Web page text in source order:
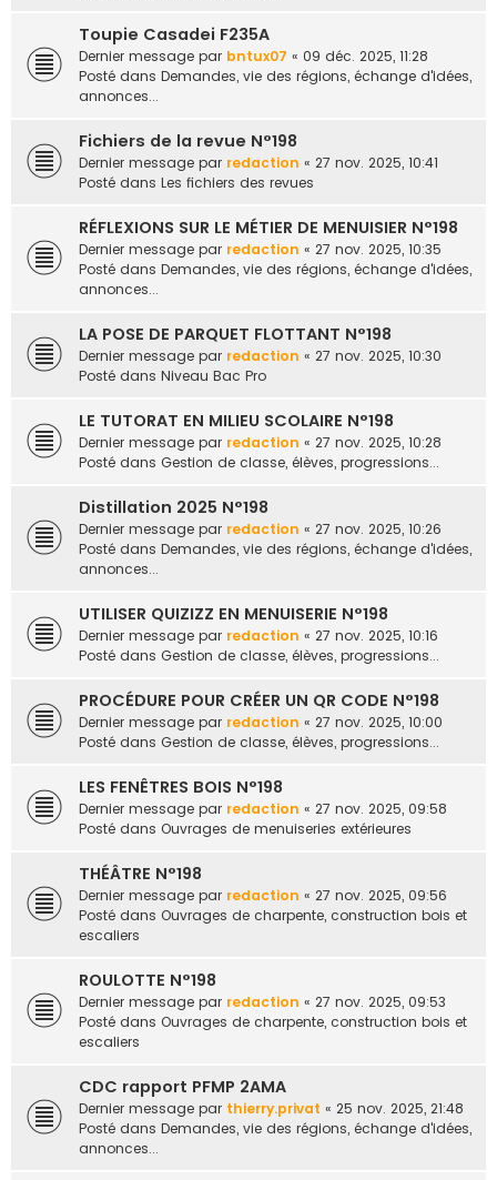
Toupie Casadei F235A
Dernier message par bntux07 « 09 déc. 2025, 11:28
Posté dans Demandes, vie des régions, échange d'idées,
annonces...
Fichiers de la revue N°198
Dernier message par redaction « 27 nov. 2025, 10:41
Posté dans Les fichiers des revues
RÉFLEXIONS SUR LE MÉTIER DE MENUISIER N°198
Dernier message par redaction « 27 nov. 2025, 10:35
Posté dans Demandes, vie des régions, échange d'idées,
annonces...
LA POSE DE PARQUET FLOTTANT N°198
Dernier message par redaction « 27 nov. 2025, 10:30
Posté dans Niveau Bac Pro
LE TUTORAT EN MILIEU SCOLAIRE N°198
Dernier message par redaction « 27 nov. 2025, 10:28
Posté dans Gestion de classe, élèves, progressions...
Distillation 2025 N°198
Dernier message par redaction « 27 nov. 2025, 10:26
Posté dans Demandes, vie des régions, échange d'idées,
annonces...
UTILISER QUIZIZZ EN MENUISERIE N°198
Dernier message par redaction « 27 nov. 2025, 10:16
Posté dans Gestion de classe, élèves, progressions...
PROCÉDURE POUR CRÉER UN QR CODE N°198
Dernier message par redaction « 27 nov. 2025, 10:00
Posté dans Gestion de classe, élèves, progressions...
LES FENÊTRES BOIS N°198
Dernier message par redaction « 27 nov. 2025, 09:58
Posté dans Ouvrages de menuiseries extérieures
THÉÂTRE N°198
Dernier message par redaction « 27 nov. 2025, 09:56
Posté dans Ouvrages de charpente, construction bois et
escaliers
ROULOTTE N°198
Dernier message par redaction « 27 nov. 2025, 09:53
Posté dans Ouvrages de charpente, construction bois et
escaliers
CDC rapport PFMP 2AMA
Dernier message par thierry.privat « 25 nov. 2025, 21:48
Posté dans Demandes, vie des régions, échange d'idées,
annonces...